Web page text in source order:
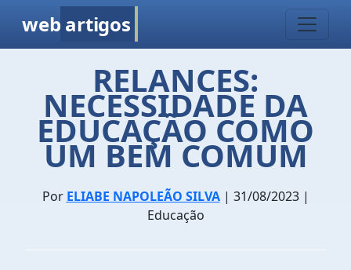
web artigos
RELANCES:
NECESSIDADE DA
EDUCAÇÃO COMO
UM BEM COMUM
Por ELIABE NAPOLEÃO SILVA| 31/08/2023 |
Educação